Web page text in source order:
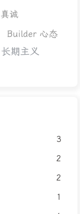
真诚
Builder 心态
长期主义
3
2
2
1